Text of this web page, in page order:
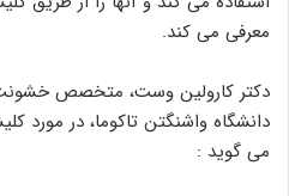
معرفی می کند.
دکتر کارولین وست، متخصص
دانشگاه واشنگتن تاکوما، در مورد
می گوید :